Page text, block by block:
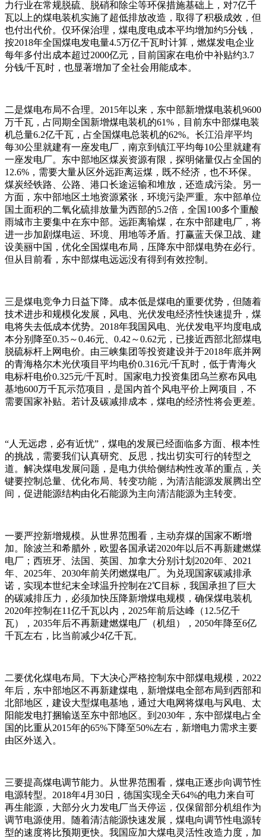
力行业在常规脱硫、脱硝和除尘等环保措施基础上，对7亿千
瓦以上的煤电装机实施了超低排放改造，取得了积极成效，但
也付出代价。仅环保治理，煤电度电成本平均增加约5分钱，
按2018年全国煤电发电量4.5万亿千瓦时计算，燃煤发电企业
每年多付出成本超过2000亿元，目前国家在电价中补贴约3.7
分钱/千瓦时，也显著增加了全社会用能成本。
二是煤电布局不合理。2015年以来，东中部新增煤电装机9600
万千瓦，占同期全国新增煤电装机的61%，目前东中部煤电装
机总量6.2亿千瓦，占全国煤电总装机的62%。长江沿岸平均
每30公里就建有一座发电厂，南京到镇江平均每10公里就建有
一座发电厂。东中部地区煤炭资源有限，探明储量仅占全国的
12.6%，需要大量从区外远距离运煤，既不经济，也不环保。
煤炭经铁路、公路、港口长途运输和堆放，还造成污染。另一
方面，东中部地区土地资源紧张，环境污染严重。东中部单位
国土面积的二氧化硫排放量为西部的5.2倍，全国100多个重酸
雨城市主要集中在东中部。远距离输煤，在东中部建电厂，将
进一步加剧煤电运、环境、用地等矛盾。打赢蓝天保卫战、建
设美丽中国，优化全国煤电布局，压降东中部煤电势在必行。
但从目前看，东中部煤电远远没有得到有效控制。
三是煤电竞争力日益下降。成本低是煤电的重要优势，但随着
技术进步和规模化发展，风电、光伏发电经济性快速提升，煤
电将失去低成本优势。2018年我国风电、光伏发电平均度电成
本分别降至0.35～0.46元、0.42～0.62元，已接近西部北部煤电
脱硫标杆上网电价。由三峡集团等投资建设并于2018年底并网
的青海格尔木光伏项目平均电价0.316元/千瓦时，低于青海火
电标杆电价0.325元/千瓦时。国家电力投资集团乌兰察布风电
基地600万千瓦示范项目，是国内首个风电平价上网项目，不
需要国家补贴。若计及碳减排成本，煤电的经济性将会更差。
“人无远虑，必有近忧”，煤电的发展已经面临多方面、根本性
的挑战，需要我们认真研究、反思，找出切实可行的转型之
道。解决煤电发展问题，是电力供给侧结构性改革的重点，关
键要控制总量、优化布局、转变功能，为清洁能源发展腾出空
间，促进能源结构由化石能源为主向清洁能源为主转变。
一要严控新增规模。从世界范围看，主动弃煤的国家不断增
加。除波兰和希腊外，欧盟各国承诺2020年以后不再新建燃煤
电厂；西班牙、法国、英国、加拿大分别计划2020年、2021
年、2025年、2030年前关闭燃煤电厂。为兑现国家碳减排承
诺，实现本世纪末全球温升控制在2℃目标，我国承担了巨大
的碳减排压力，必须加快压降新增煤电规模，确保煤电装机
2020年控制在11亿千瓦以内，2025年前后达峰（12.5亿千
瓦），2035年后不再新建燃煤电厂（机组），2050年降至6亿
千瓦左右，比当前减少4亿千瓦。
二要优化煤电布局。下大决心严格控制东中部煤电规模，2022
年后，东中部地区不再新建煤电，新增煤电全部布局到西部和
北部地区，建设大型煤电基地，通过大电网将煤电与风电、太
阳能发电打捆输送至东中部地区。到2030年，东中部煤电占全
国的比重从2015年的65%下降至50%左右，新增电力需求主要
由区外送入。
三要提高煤电调节能力。从世界范围看，煤电正逐步向调节性
电源转型。2018年4月30日，德国实现全天64%的电力来自可
再生能源，大部分火力发电厂当天停运，仅保留部分机组作为
调节电源使用。随着清洁能源快速发展，煤电向调节性电源转
型的速度将比预期更快。我国应加大煤电灵活性改造力度，加